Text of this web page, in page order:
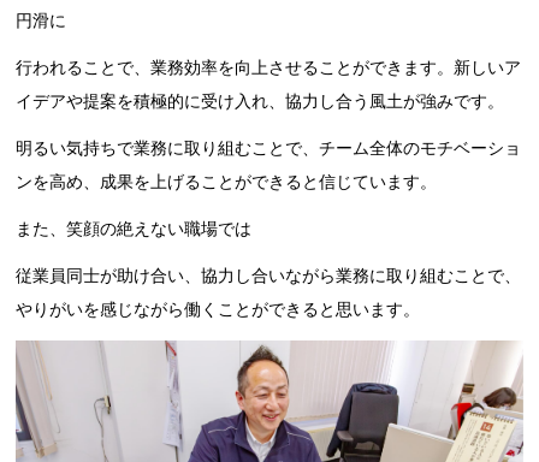
円滑に
行われることで、業務効率を向上させることができます。新しいア
イデアや提案を積極的に受け入れ、協力し合う風土が強みです。
明るい気持ちで業務に取り組むことで、チーム全体のモチベーショ
ンを高め、成果を上げることができると信じています。
また、笑顔の絶えない職場では
従業員同士が助け合い、協力し合いながら業務に取り組むことで、
やりがいを感じながら働くことができると思います。